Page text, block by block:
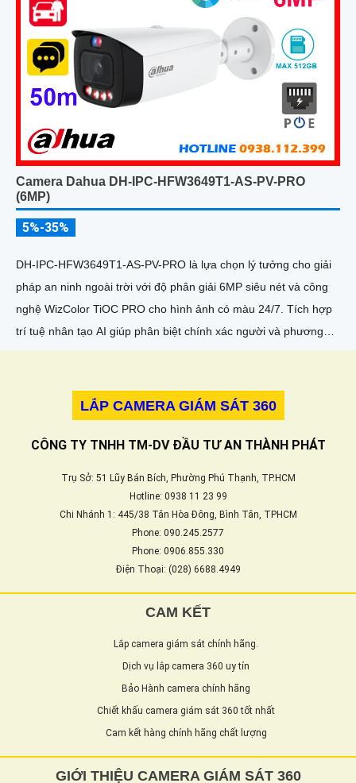
Camera Dahua DH-IPC-HFW3649T1-AS-PV-PRO
(6MP)
5%-35%
DH-IPC-HFW3649T1-AS-PV-PRO là lựa chọn lý tưởng cho giải
pháp an ninh ngoài trời với độ phân giải 6MP siêu nét và công
nghệ WizColor TiOC PRO cho hình ảnh có màu 24/7. Tích hợp
trí tuệ nhân tạo AI giúp phân biệt chính xác người và phương
tiện hỗ trợ đàm thoại hai chiều, ghi hình linh hoạt với khe thẻ
LẮP CAMERA GIÁM SÁT 360
CÔNG TY TNHH TM-DV ĐẦU TƯ AN THÀNH PHÁT
Trụ Sở: 51 Lũy Bán Bích, Phường Phú Thạnh, TP.HCM
Hotline: 0938 11 23 99
Chi Nhánh 1: 445/38 Tân Hòa Đông, Bình Tân, TPHCM
Phone: 090.245.2577
Phone: 0906.855.330
Điện Thoại: (028) 6688.4949
CAM KẾT
Lắp camera giám sát chính hãng.
Dịch vụ lắp camera 360 uy tín
Bảo Hành camera chính hãng
Chiết khấu camera giám sát 360 tốt nhất
Cam kết hàng chính hãng chất lượng
GIỚI THIỆU CAMERA GIÁM SÁT 360